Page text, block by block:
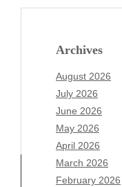
Archives
August 2026
July 2026
June 2026
May 2026
April 2026
March 2026
February 2026